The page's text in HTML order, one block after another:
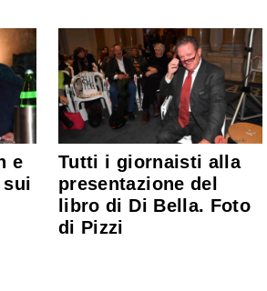
e
sui
Tutti i giornaisti alla
presentazione del
libro di Di Bella. Foto
di Pizzi